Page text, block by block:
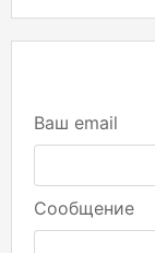
Ваш email
Сообщение